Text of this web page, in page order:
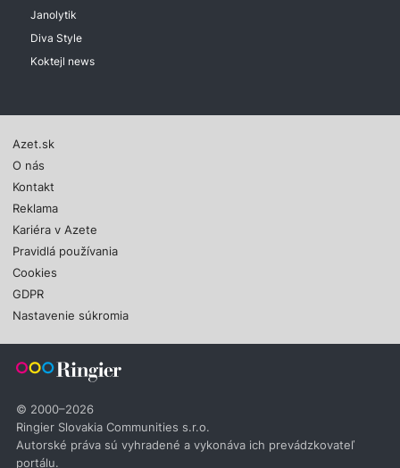
Janolytik
Diva Style
Koktejl news
Azet.sk
O nás
Kontakt
Reklama
Kariéra v Azete
Pravidlá používania
Cookies
GDPR
Nastavenie súkromia
© 2000–2026
Ringier Slovakia Communities s.r.o.
Autorské práva sú vyhradené a vykonáva ich prevádzkovateľ
portálu.